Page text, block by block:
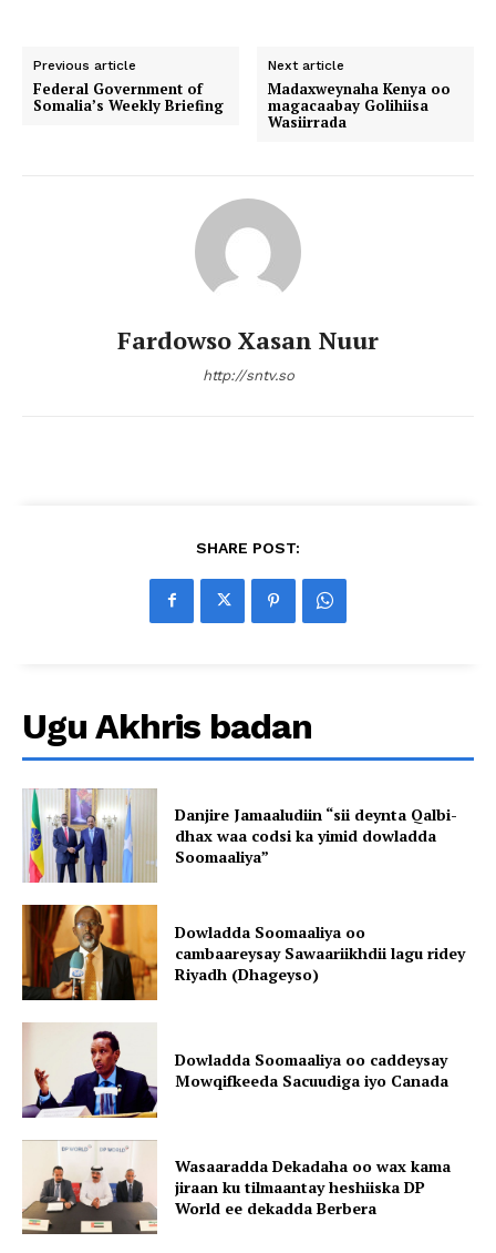
Previous article
Federal Government of
Somalia’s Weekly Briefing
Next article
Madaxweynaha Kenya oo
magacaabay Golihiisa
Wasiirrada
Fardowso Xasan Nuur
http://sntv.so
SHARE POST:
Ugu Akhris badan
Danjire Jamaaludiin “sii deynta Qalbi-
dhax waa codsi ka yimid dowladda
Soomaaliya”
Dowladda Soomaaliya oo
cambaareysay Sawaariikhdii lagu ridey
Riyadh (Dhageyso)
Dowladda Soomaaliya oo caddeysay
Mowqifkeeda Sacuudiga iyo Canada
Wasaaradda Dekadaha oo wax kama
jiraan ku tilmaantay heshiiska DP
World ee dekadda Berbera